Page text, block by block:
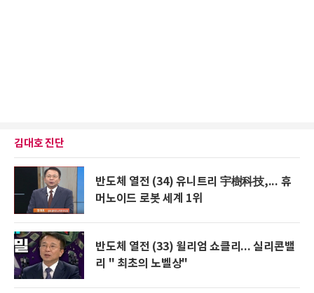
김대호 진단
반도체 열전 (34) 유니트리 宇樹科技,... 휴
머노이드 로봇 세계 1위
반도체 열전 (33) 윌리엄 쇼클리... 실리콘밸
리 " 최초의 노벨상"